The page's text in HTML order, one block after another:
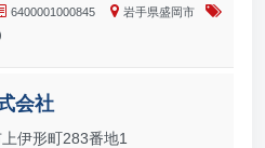
6400001000845
岩手県盛岡市
会社
伊形町283番地1